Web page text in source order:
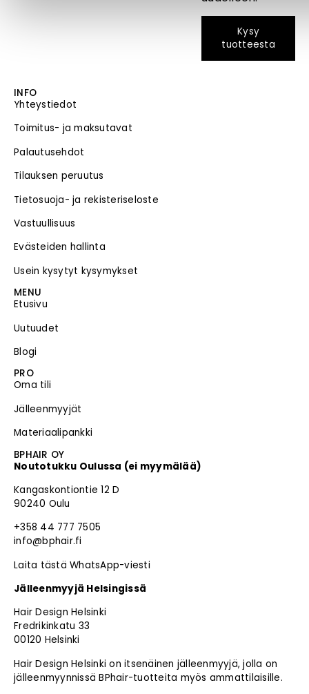
Kysy
tuotteesta
INFO
Yhteystiedot
Toimitus- ja maksutavat
Palautusehdot
Tilauksen peruutus
Tietosuoja- ja rekisteriseloste
Vastuullisuus
Evästeiden hallinta
Usein kysytyt kysymykset
MENU
Etusivu
Uutuudet
Blogi
PRO
Oma tili
Jälleenmyyjät
Materiaalipankki
BPHAIR OY
Noutotukku Oulussa (ei myymälää)
Kangaskontiontie 12 D
90240 Oulu
+358 44 777 7505
info@bphair.fi
Laita tästä WhatsApp-viesti
Jälleenmyyjä Helsingissä
Hair Design Helsinki
Fredrikinkatu 33
00120 Helsinki
Hair Design Helsinki on itsenäinen jälleenmyyjä, jolla on
jälleenmyynnissä BPhair-tuotteita myös ammattilaisille.